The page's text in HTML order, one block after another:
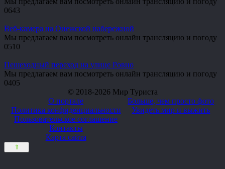
0643
Веб-камера на Онежской набережной
Мы предлагаем вам посмотреть онлайн трансляцию и погоду
0510
Пешеходный переход на улице Ровио
Мы предлагаем вам посмотреть онлайн трансляцию и погоду
0405
© 2018-2026 Мир Туриста
О портале
Политика конфиденциальности
Пользовательское соглашение
Контакты
Карта сайта
Больше, чем просто фото
Увидеть мир и выжить